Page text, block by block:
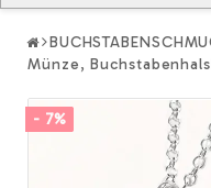
Münze,
- 7%